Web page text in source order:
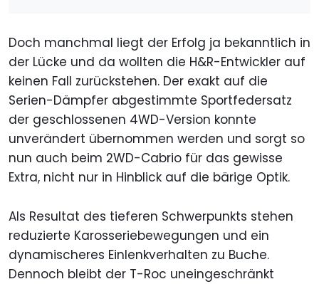
Doch manchmal liegt der Erfolg ja bekanntlich in
der Lücke und da wollten die H&R-Entwickler auf
keinen Fall zurückstehen. Der exakt auf die
Serien-Dämpfer abgestimmte Sportfedersatz
der geschlossenen 4WD-Version konnte
unverändert übernommen werden und sorgt so
nun auch beim 2WD-Cabrio für das gewisse
Extra, nicht nur in Hinblick auf die bärige Optik.
Als Resultat des tieferen Schwerpunkts stehen
reduzierte Karosseriebewegungen und ein
dynamischeres Einlenkverhalten zu Buche.
Dennoch bleibt der T-Roc uneingeschränkt